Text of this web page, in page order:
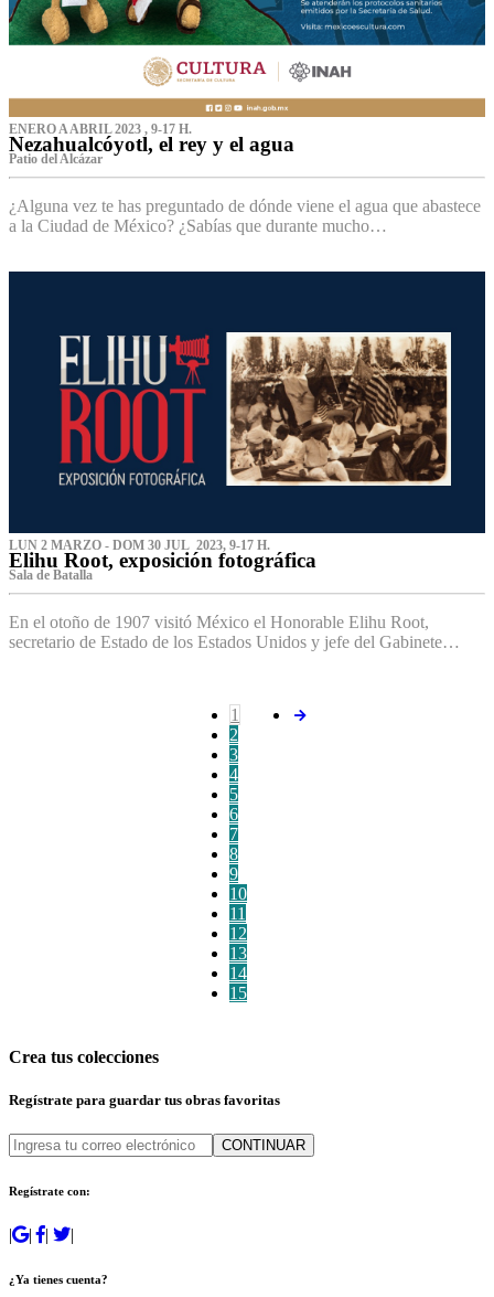
ENERO A ABRIL 2023 , 9-17 H.
Nezahualcóyotl, el rey y el agua
Patio del Alcázar
¿Alguna vez te has preguntado de dónde viene el agua que abastece
a la Ciudad de México? ¿Sabías que durante mucho…
LUN 2 MARZO - DOM 30 JUL 2023, 9-17 H.
Elihu Root, exposición fotográfica
Sala de Batalla
En el otoño de 1907 visitó México el Honorable Elihu Root,
secretario de Estado de los Estados Unidos y jefe del Gabinete…
1
2
3
4
5
6
7
8
9
10
11
12
13
14
15
Crea tus colecciones
Regístrate para guardar tus obras favoritas
CONTINUAR
Regístrate con:
| | | |
¿Ya tienes cuenta?